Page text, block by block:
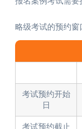
略级考试的预约
考试预约开始
日
考试预约截止